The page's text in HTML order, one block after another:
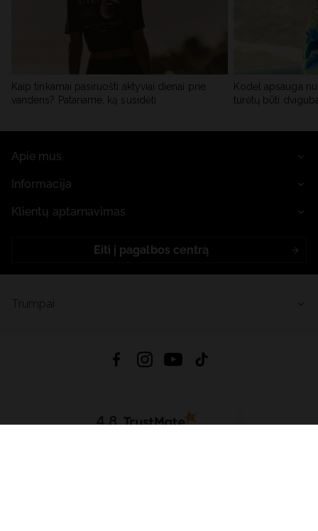
Kaip tinkamai pasiruošti aktyviai dienai prie
vandens? Patariame, ką susidėti
Kodėl apsauga
turėtų būti
Apie mus
Informacija
Klientų aptarnavimas
Eiti į pagalbos centrą
4.8